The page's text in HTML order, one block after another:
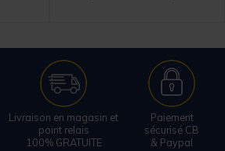
Livraison en magasin et
point relais
100% GRATUITE
Paiement
sécurisé CB
& Paypal